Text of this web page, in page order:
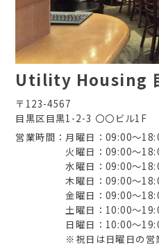
Utility Housing
〒123-4567
目黒区目黒1-2-3 〇〇ビル1F
営業時間
月曜日：09:00～
火曜日：09:00～
水曜日：09:00～
木曜日：09:00～
金曜日：09:00～
土曜日：10:00～
日曜日：10:00～
※祝日は日曜日の営